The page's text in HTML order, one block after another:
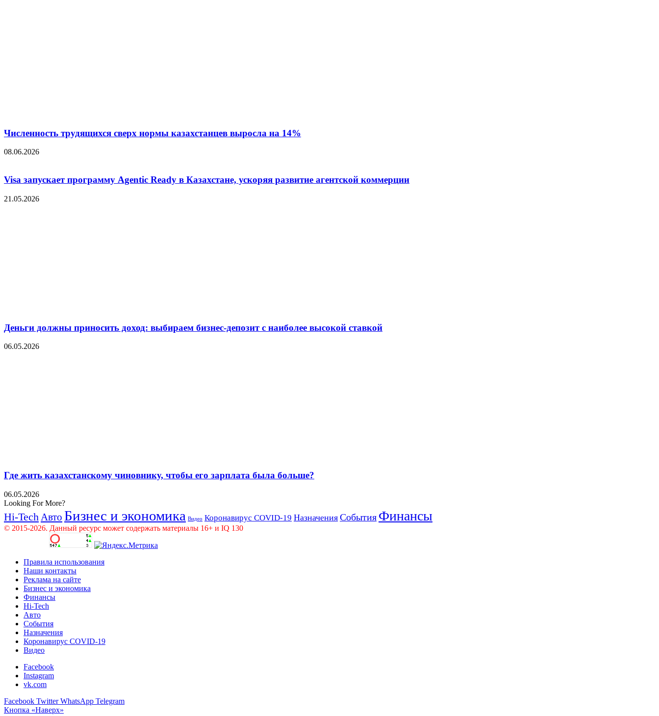
Численность трудящихся сверх нормы казахстанцев выросла на 14%
08.06.2026
Visa запускает программу Agentic Ready в Казахстане, ускоряя развитие агентской коммерции
21.05.2026
Деньги должны приносить доход: выбираем бизнес-депозит с наиболее высокой ставкой
06.05.2026
Где жить казахстанскому чиновнику, чтобы его зарплата была больше?
06.05.2026
Looking For More?
Hi-Tech Авто Бизнес и экономика Видео Коронавирус COVID-19 Назначения События Финансы
© 2015-2026. Данный ресурс может содержать материалы 16+ и IQ 130
Правила использования
Наши контакты
Реклама на сайте
Бизнес и экономика
Финансы
Hi-Tech
Авто
События
Назначения
Коронавирус COVID-19
Видео
Facebook
Instagram
vk.com
Facebook Twitter WhatsApp Telegram
Кнопка «Наверх»